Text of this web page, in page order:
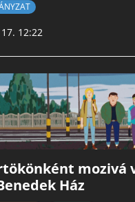
12:22
mozivá
Ház